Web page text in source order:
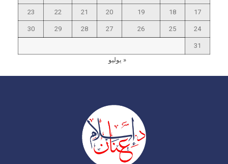
17
18
19
20
21
22
23
24
25
26
27
28
29
30
31
« يوليو